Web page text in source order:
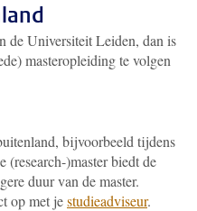
de Universiteit Leiden, dan is
masteropleiding te volgen
bijvoorbeeld tijdens
(research-)master biedt de
duur van de master.
op met jestudieadviseur.